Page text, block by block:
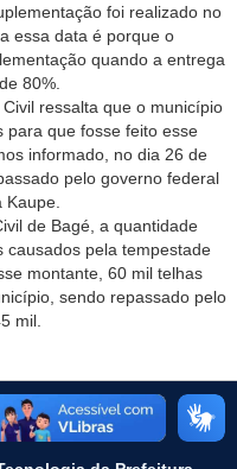
foi realizado no
essa data é porque o
quando a entrega
80%.
ressalta que o município
para que fosse feito esse
informado, no dia 26 de
pelo governo federal
Kaupe.
de Bagé, a quantidade
pela tempestade
montante, 60 mil telhas
sendo repassado pelo
mil.